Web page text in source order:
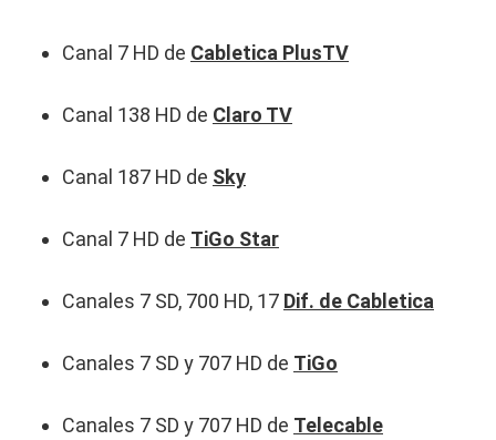
Canal 7 HD de Cabletica PlusTV
Canal 138 HD de Claro TV
Canal 187 HD de Sky
Canal 7 HD de TiGo Star
Canales 7 SD, 700 HD, 17 Dif. de Cabletica
Canales 7 SD y 707 HD de TiGo
Canales 7 SD y 707 HD de Telecable